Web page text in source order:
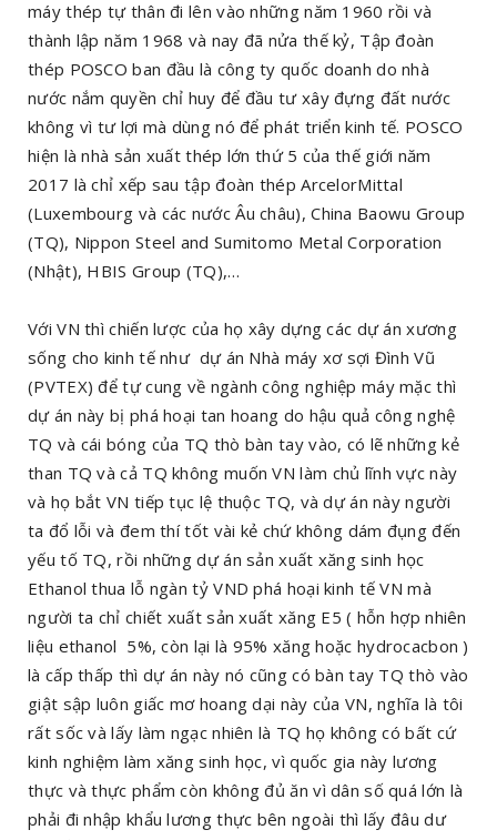
máy thép tự thân đi lên vào những năm 1960 rồi và
thành lập năm 1968 và nay đã nửa thế kỷ, Tập đoàn
thép POSCO ban đầu là công ty quốc doanh do nhà
nước nắm quyền chỉ huy để đầu tư xây đựng đất nước
không vì tư lợi mà dùng nó để phát triển kinh tế. POSCO
hiện là nhà sản xuất thép lớn thứ 5 của thế giới năm
2017 là chỉ xếp sau tập đoàn thép ArcelorMittal
(Luxembourg và các nước Âu châu), China Baowu Group
(TQ), Nippon Steel and Sumitomo Metal Corporation
(Nhật), HBIS Group (TQ),…
Với VN thì chiến lược của họ xây dựng các dự án xương
sống cho kinh tế như dự án Nhà máy xơ sợi Đình Vũ
(PVTEX) để tự cung về ngành công nghiệp máy mặc thì
dự án này bị phá hoại tan hoang do hậu quả công nghệ
TQ và cái bóng của TQ thò bàn tay vào, có lẽ những kẻ
than TQ và cả TQ không muốn VN làm chủ lĩnh vực này
và họ bắt VN tiếp tục lệ thuộc TQ, và dự án này người
ta đổ lỗi và đem thí tốt vài kẻ chứ không dám đụng đến
yếu tố TQ, rồi những dự án sản xuất xăng sinh học
Ethanol thua lỗ ngàn tỷ VND phá hoại kinh tế VN mà
người ta chỉ chiết xuất sản xuất xăng E5 ( hỗn hợp nhiên
liệu ethanol 5%, còn lại là 95% xăng hoặc hydrocacbon )
là cấp thấp thì dự án này nó cũng có bàn tay TQ thò vào
giật sập luôn giấc mơ hoang dại này của VN, nghĩa là tôi
rất sốc và lấy làm ngạc nhiên là TQ họ không có bất cứ
kinh nghiệm làm xăng sinh học, vì quốc gia này lương
thực và thực phẩm còn không đủ ăn vì dân số quá lớn là
phải đi nhập khẩu lương thực bên ngoài thì lấy đâu dư